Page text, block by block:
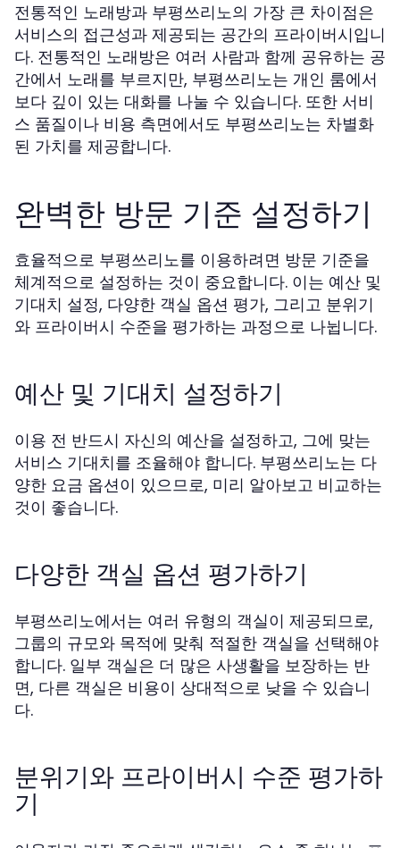
전통적인 노래방과 부평쓰리노의 가장 큰 차이점은
서비스의 접근성과 제공되는 공간의 프라이버시입니
다. 전통적인 노래방은 여러 사람과 함께 공유하는 공
간에서 노래를 부르지만, 부평쓰리노는 개인 룸에서
보다 깊이 있는 대화를 나눌 수 있습니다. 또한 서비
스 품질이나 비용 측면에서도 부평쓰리노는 차별화
된 가치를 제공합니다.
완벽한 방문 기준 설정하기
효율적으로 부평쓰리노를 이용하려면 방문 기준을
체계적으로 설정하는 것이 중요합니다. 이는 예산 및
기대치 설정, 다양한 객실 옵션 평가, 그리고 분위기
와 프라이버시 수준을 평가하는 과정으로 나뉩니다.
예산 및 기대치 설정하기
이용 전 반드시 자신의 예산을 설정하고, 그에 맞는
서비스 기대치를 조율해야 합니다. 부평쓰리노는 다
양한 요금 옵션이 있으므로, 미리 알아보고 비교하는
것이 좋습니다.
다양한 객실 옵션 평가하기
부평쓰리노에서는 여러 유형의 객실이 제공되므로,
그룹의 규모와 목적에 맞춰 적절한 객실을 선택해야
합니다. 일부 객실은 더 많은 사생활을 보장하는 반
면, 다른 객실은 비용이 상대적으로 낮을 수 있습니
다.
분위기와 프라이버시 수준 평가하
기